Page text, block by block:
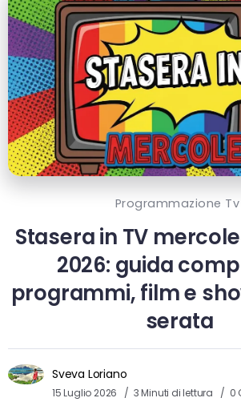
Programmazione Tv
Stasera in TV
2026: guida
programmi, film e
serata
Sveva Loriano
15 Luglio 2026 3 Minuti di lettura 0